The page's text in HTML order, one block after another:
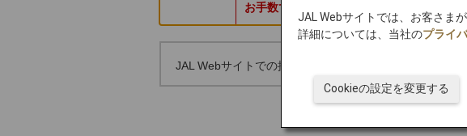
お手数ですが、再度、始めから手続きくだ
JAL Webサイトでの提携社特典航空券交換の条件は
JAL Webサイトでは、お客さま
詳細については、当社のプライ
Cookieの設定を変更する